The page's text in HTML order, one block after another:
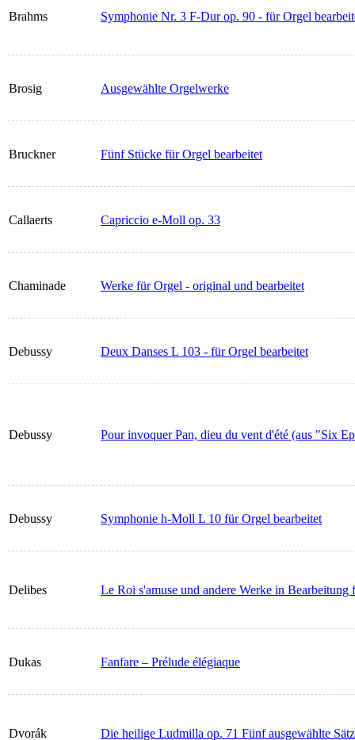
Brahms Symphonie Nr. 3 F-Dur op. 90 - für Orgel
Brosig Ausgewählte Orgelwerke
Bruckner Fünf Stücke für Orgel bearbeitet
Callaerts Capriccio e-Moll op. 33
Chaminade Werke für Orgel - original und bearbeitet
Debussy Deux Danses L 103 - für Orgel bearbeitet
Debussy Pour invoquer Pan, dieu du vent d'été (aus "Six
Debussy Symphonie h-Moll L 10 für Orgel bearbeitet
Delibes Le Roi s'amuse und andere Werke in Bearbeitung
Dukas Fanfare – Prélude élégiaque
Dvorák Die heilige Ludmilla op. 71 Fünf ausgewählte